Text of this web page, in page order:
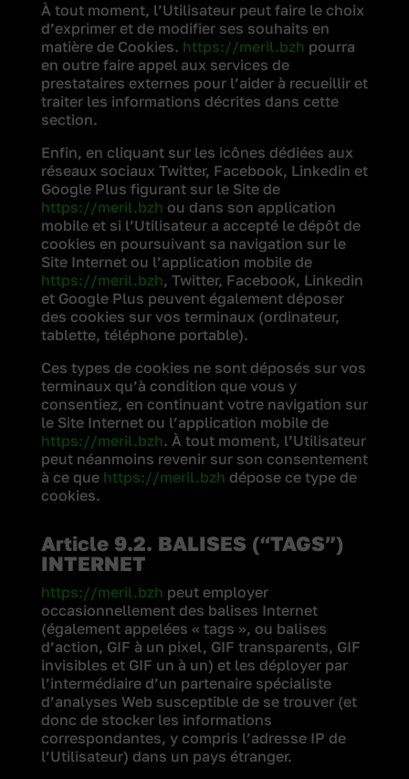
À tout moment, l’Utilisateur peut faire le choix
d’exprimer et de modifier ses souhaits en
matière de Cookies. https://meril.bzh pourra
en outre faire appel aux services de
prestataires externes pour l’aider à recueillir et
traiter les informations décrites dans cette
section.
Enfin, en cliquant sur les icônes dédiées aux
réseaux sociaux Twitter, Facebook, Linkedin et
Google Plus figurant sur le Site de
https://meril.bzh ou dans son application
mobile et si l’Utilisateur a accepté le dépôt de
cookies en poursuivant sa navigation sur le
Site Internet ou l’application mobile de
https://meril.bzh, Twitter, Facebook, Linkedin
et Google Plus peuvent également déposer
des cookies sur vos terminaux (ordinateur,
tablette, téléphone portable).
Ces types de cookies ne sont déposés sur vos
terminaux qu’à condition que vous y
consentiez, en continuant votre navigation sur
le Site Internet ou l’application mobile de
https://meril.bzh. À tout moment, l’Utilisateur
peut néanmoins revenir sur son consentement
à ce que https://meril.bzh dépose ce type de
cookies.
Article 9.2. BALISES (“TAGS”)
INTERNET
https://meril.bzh peut employer
occasionnellement des balises Internet
(également appelées « tags », ou balises
d’action, GIF à un pixel, GIF transparents, GIF
invisibles et GIF un à un) et les déployer par
l’intermédiaire d’un partenaire spécialiste
d’analyses Web susceptible de se trouver (et
donc de stocker les informations
correspondantes, y compris l’adresse IP de
l’Utilisateur) dans un pays étranger.